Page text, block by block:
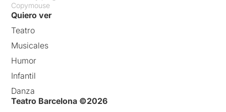
Copymouse
Quiero ver
Teatro
Musicales
Humor
Infantil
Danza
Teatro Barcelona ©2026